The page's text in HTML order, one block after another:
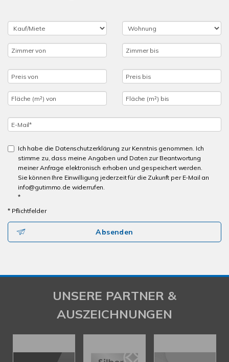
Ich habe die Datenschutzerklärung zur Kenntnis genommen. Ich
stimme zu, dass meine Angaben und Daten zur Beantwortung
meiner Anfrage elektronisch erhoben und gespeichert werden.
Sie können Ihre Einwilligung jederzeit für die Zukunft per E-Mail an
info@gutimmo.de widerrufen.
*
* Pflichtfelder
Absenden
UNSERE PARTNER &
AUSZEICHNUNGEN